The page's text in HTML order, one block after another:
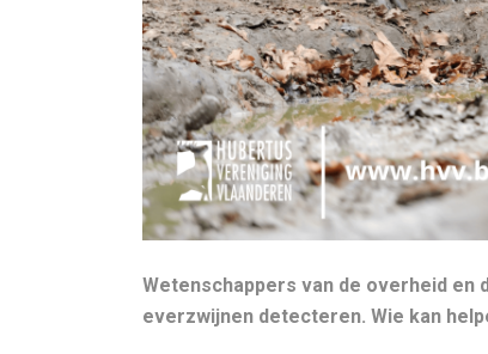
Wetenschappers van de overheid en
everzwijnen detecteren. Wie kan